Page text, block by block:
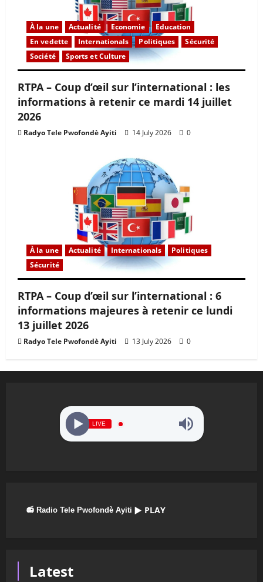
À la une Actualité Economie
Education
En vedette
Internationals Politiques
Sécurité
Société
Sports et Culture
RTPA – Coup d’œil sur l’international : les
informations à retenir ce mardi 14 juillet
2026
Radyo Tele Pwofondè Ayiti 14 July 2026 0
À la une Actualité Internationals
Politiques
Sécurité
RTPA – Coup d’œil sur l’international : 6
informations majeures à retenir ce lundi
13 juillet 2026
Radyo Tele Pwofondè Ayiti 13 July 2026 0
LIVE
📻 Radio Tele Pwofondè Ayiti ▶ PLAY
Latest